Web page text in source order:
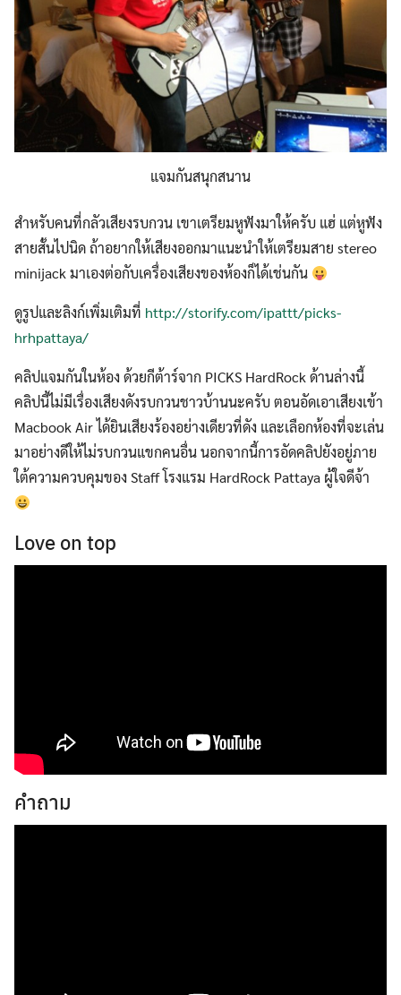
Search
แจมกันสนุกสนาน
สำหรับคนที่กลัวเสียงรบกวน เขาเตรียมหูฟังมาให้ครับ แฮ่ แต่หูฟัง
สายสั้นไปนิด ถ้าอยากให้เสียงออกมาแนะนำให้เตรียมสาย stereo
minijack มาเองต่อกับเครื่องเสียงของห้องก็ได้เช่นกัน
ดูรูปและลิงก์เพิ่มเติมที่ http://storify.com/ipattt/picks-
hrhpattaya/
คลิปแจมกันในห้อง ด้วยกีต้าร์จาก PICKS HardRock ด้านล่างนี้
คลิปนี้ไม่มีเรื่องเสียงดังรบกวนชาวบ้านนะครับ ตอนอัดเอาเสียงเข้า
Macbook Air ได้ยินเสียงร้องอย่างเดียวที่ดัง และเลือกห้องที่จะเล่น
มาอย่างดีให้ไม่รบกวนแขกคนอื่น นอกจากนี้การอัดคลิปยังอยู่ภาย
ใต้ความควบคุมของ Staff โรงแรม HardRock Pattaya ผู้ใจดีจ้า
Love on top
คำถาม